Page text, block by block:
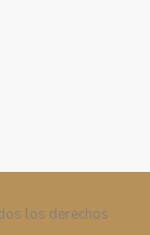
los derechos